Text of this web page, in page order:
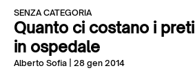
Chi siamo
Contatti
SENZA CATEGORIA
Quanto ci costano i preti
in ospedale
Alberto Sofia | 28 gen 2014